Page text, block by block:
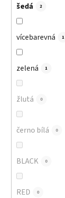
šedá 2
vícebarevná 1
zelená 1
žlutá 0
černo bílá 0
BLACK 0
RED 0